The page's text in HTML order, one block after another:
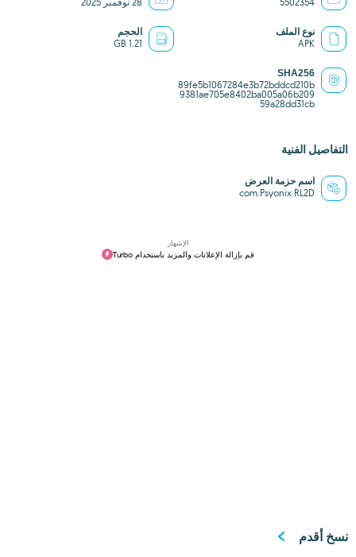
نوع الملف
APK
الحجم
1.21 GB
SHA256
89fe5b1067284e3b72bddcd210b
9381ae705e8402ba005a06b209
59a28dd31cb
التفاصيل الفنية
اسم حزمة العرض
com.Psyonix.RL2D
الإشهار
قم بإزالة الإعلانات والمزيد باستخدام Turbo
نسخ أقدم